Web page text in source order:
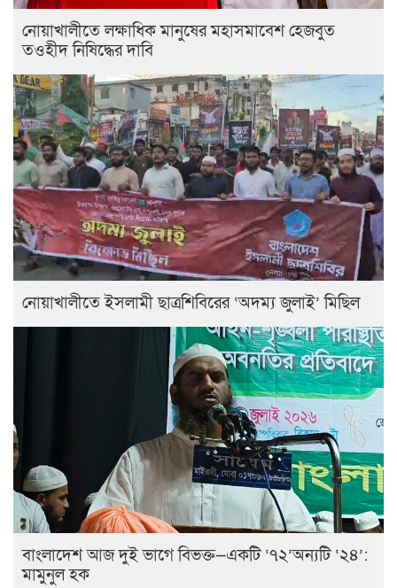
নোয়াখালীতে লক্ষাধিক মানুষের মহাসমাবেশ হেজবুত
তওহীদ নিষিদ্ধের দাবি
নোয়াখালীতে ইসলামী ছাত্রশিবিরের ‘অদম্য জুলাই’ মিছিল
বাংলাদেশ আজ দুই ভাগে বিভক্ত—একটি ‘৭২’অন্যটি ‘২৪’:
মামুনুল হক